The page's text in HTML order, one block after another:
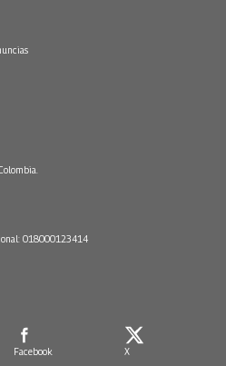
018000123414
Facebook X